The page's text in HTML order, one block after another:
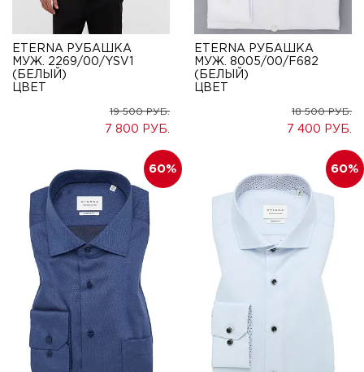
ETERNA РУБАШКА
МУЖ. 2269/00/YSV1
(БЕЛЫЙ)
ЦВЕТ
19 500
7 800
ETERNA РУБАШКА
МУЖ. 8005/00/F682
(БЕЛЫЙ)
ЦВЕТ
18 500
7 400
60 60